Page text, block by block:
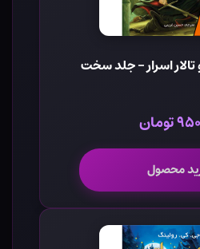
تالار اسرار - جلد سخت
تومان
محصول